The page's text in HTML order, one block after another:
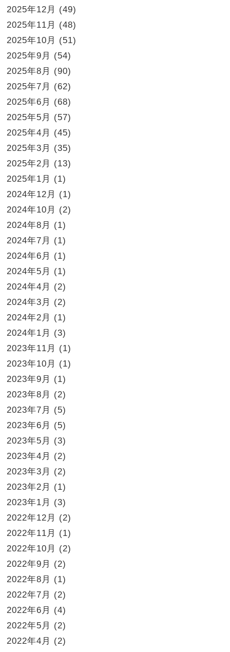
2025年12月
(49)
2025年11月
(48)
2025年10月
(51)
2025年9月
(54)
2025年8月
(90)
2025年7月
(62)
2025年6月
(68)
2025年5月
(57)
2025年4月
(45)
2025年3月
(35)
2025年2月
(13)
2025年1月
(1)
2024年12月
(1)
2024年10月
(2)
2024年8月
(1)
2024年7月
(1)
2024年6月
(1)
2024年5月
(1)
2024年4月
(2)
2024年3月
(2)
2024年2月
(1)
2024年1月
(3)
2023年11月
(1)
2023年10月
(1)
2023年9月
(1)
2023年8月
(2)
2023年7月
(5)
2023年6月
(5)
2023年5月
(3)
2023年4月
(2)
2023年3月
(2)
2023年2月
(1)
2023年1月
(3)
2022年12月
(2)
2022年11月
(1)
2022年10月
(2)
2022年9月
(2)
2022年8月
(1)
2022年7月
(2)
2022年6月
(4)
2022年5月
(2)
2022年4月
(2)